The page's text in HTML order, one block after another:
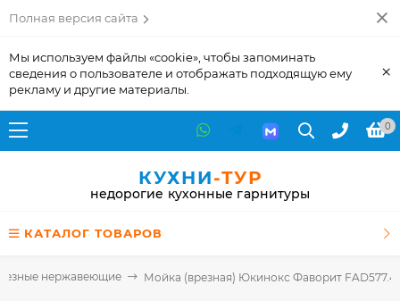
Полная версия сайта
Мы используем файлы «cookie», чтобы запоминать
сведения о пользователе и отображать подходящую ему
рекламу и другие материалы.
×
0
КУХНИ-ТУР
недорогие кухонные гарнитуры
КАТАЛОГ ТОВАРОВ
нержавеющие Мойка (врезная) Юкинокс Фаворит